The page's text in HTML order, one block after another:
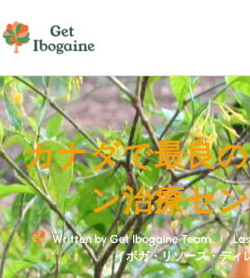
容
ス
キ
ッ
プ カナダで最良
ン治療セ
Written byGet Ibogaine Team
イボガ・リソース・ディ